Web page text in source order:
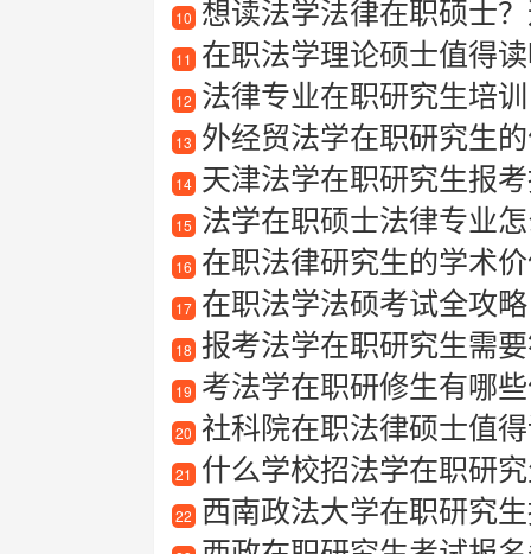
10 想读法学法律在职硕士？
11 在职法学理论硕士值得
12 法律专业在职研究生培训
13 外经贸法学在职研究生
14 天津法学在职研究生报考指
15 法学在职硕士法律专业怎
16 在职法律研究生的学术
17 在职法学法硕考试全攻
18 报考法学在职研究生需要符
19 考法学在职研修生有哪
20 社科院在职法律硕士值得
21 什么学校招法学在职研
22 西南政法大学在职研究生招生信